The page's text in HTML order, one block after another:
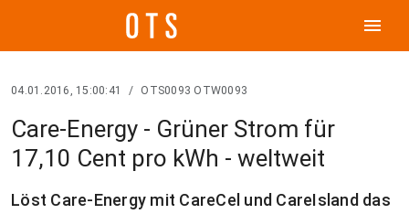
menu
04.01.2016, 15:00:41 / OTS0093 OTW0093
Care-Energy - Grüner Strom für
17,10 Cent pro kWh - weltweit
Löst Care-Energy mit CareCel und CareIsland das